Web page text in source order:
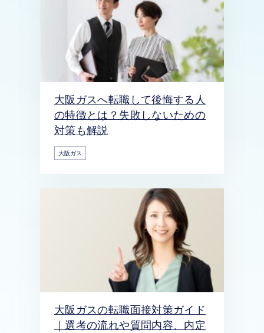
大阪ガスへ転職して後悔する人
の特徴とは？失敗しないための
対策も解説
大阪ガス
大阪ガスの転職面接対策ガイド
｜選考の流れや質問内容、内定